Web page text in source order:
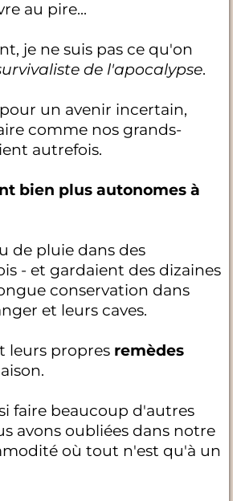
au pire...
je ne suis pas ce qu'on
de l'apocalypse.
un avenir incertain,
comme nos grands-
autrefois.
bien plus autonomes à
de pluie dans des
- et gardaient des dizaines
conservation dans
et leurs caves.
leurs propres remèdes
faire beaucoup d'autres
avons oubliées dans notre
où tout n'est qu'à un